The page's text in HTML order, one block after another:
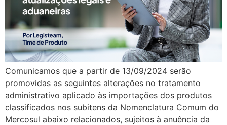
Comunicamos que a partir de 13/09/2024 serão
promovidas as seguintes alterações no tratamento
administrativo aplicado às importações dos produtos
classificados nos subitens da Nomenclatura Comum do
Mercosul abaixo relacionados, sujeitos à anuência da